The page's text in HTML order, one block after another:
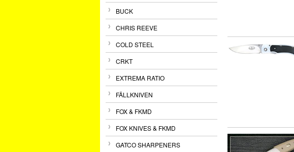
BUCK
CHRIS REEVE
COLD STEEL
CRKT
EXTREMA RATIO
FÄLLKNIVEN
FOX & FKMD
FOX KNIVES & FKMD
GATCO SHARPENERS